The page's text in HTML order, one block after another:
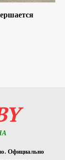
Официально